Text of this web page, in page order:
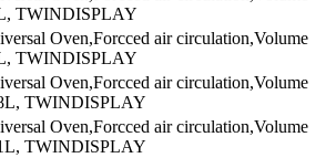
TWINDISPLAY
Oven,Forcced air circulation,Volume
TWINDISPLAY
Oven,Forcced air circulation,Volume
TWINDISPLAY
Oven,Forcced air circulation,Volume
TWINDISPLAY